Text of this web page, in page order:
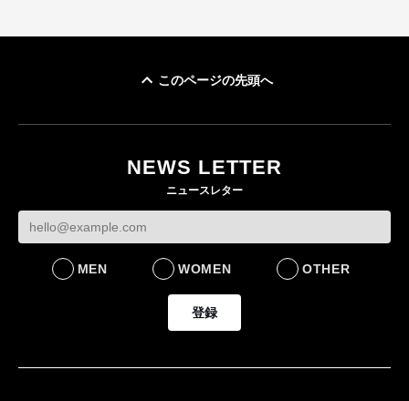
このページの先頭へ
NEWS LETTER
ニュースレター
MEN WOMEN OTHER
登録